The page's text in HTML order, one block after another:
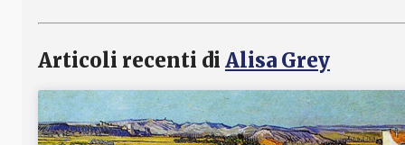
Articoli recenti di Alisa Grey